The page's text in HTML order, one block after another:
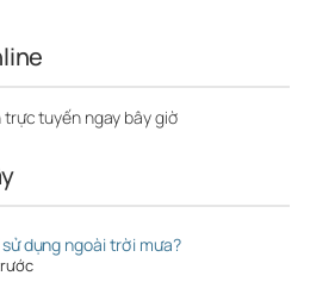
tuyến ngay bây giờ
dụng ngoài trời mưa?